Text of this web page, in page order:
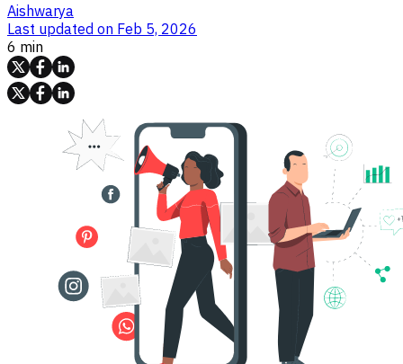
Aishwarya
Last updated on Feb 5, 2026
6 min